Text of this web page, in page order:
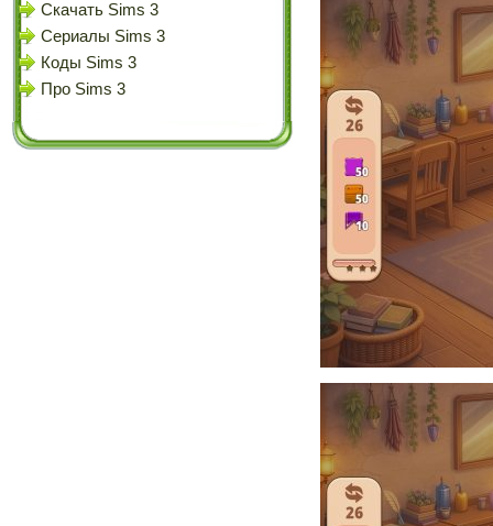
Скачать Sims 3
Сериалы Sims 3
Коды Sims 3
Про Sims 3